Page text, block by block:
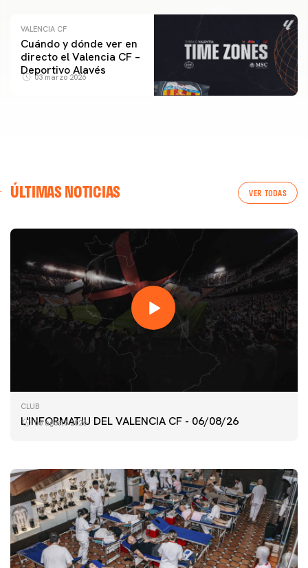
VALENCIA CF
Cuándo y dónde ver en
directo el Valencia CF –
Deportivo Alavés
03 marzo 2026
ÚLTIMAS NOTICIAS VER TODAS
CLUB
L'INFORMATIU DEL VALENCIA CF - 06/08/26
06 agosto 2026
PRIMER EQUIPO
ENTRENAMIENTO DEL VALENCIA CF 6/8/2026